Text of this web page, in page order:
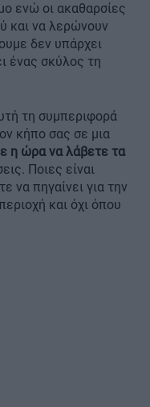
ενώ οι ακαθαρσίες
και να λερώνουν
δεν υπάρχει
ένας σκύλος τη
τη συμπεριφορά
κήπο σας σε μια
η ώρα να λάβετε τα
Ποιες είναι
να πηγαίνει για την
και όχι όπου